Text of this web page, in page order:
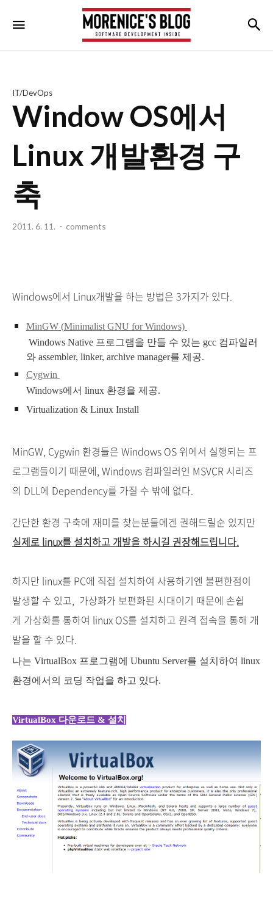
morenice's
blog
IT/DevOps
Window OS에서
Linux 개발환경 구
축
2011. 6. 11. comments
Windows에서 Linux개발을 하는 방법은 3가지가 있다.
MinGW (Minimalist GNU for Windows)
Windows Native 프로그램을 만들 수 있는 gcc 컴파일러
와 assembler, linker, archive manager를 제공.
Cygwin
Windows에서 linux 환경을 제공.
Virtualization & Linux Install
MinGW, Cygwin 환경들은 Windows OS 위에서 실행되는 프
로그램들이기 때문에, Windows 컴파일러인 MSVCR 시리즈
의 DLL에 Dependency를 가질 수 밖에 없다.
간단한 환경 구축에 재미를 찾는분들에겐 권해드릴순 있지만
실제로 linux를 설치하고 개발을 하시길 권장해드립니다.
하지만 linux를 PC에 직접 설치하여 사용하기엔 불편한점이
발생할 수 있고, 가상화가 보편화된 시대이기 때문에 손쉽
게 가상화를 통하여 linux OS를 설치하고 원격 접속을 통해 개
발을 할 수 있다.
나는 VirtualBox 프로그램에 Ubuntu Server를 설치하여 linux
환경에서의 코딩 작업을 하고 있다.
VirtualBox 다운로드 & 설치